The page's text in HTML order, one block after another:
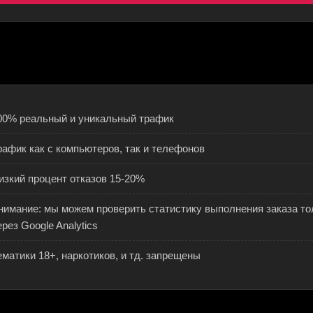
реальный и уникальный трафик
как с компьютеров, так и телефонов
процент отказов 15-20%
мы можем проверить статистику выполнения заказа
Google Analytics
18+, наркотиков, и тд. запрещены